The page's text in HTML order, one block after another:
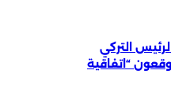
التركي
“اتفاقية